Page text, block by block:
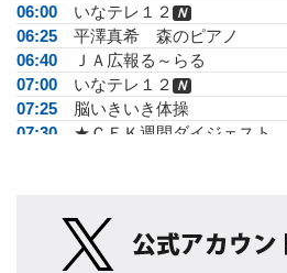
06:00
いなテレ１２ Ｎ
06:25
平澤真希 森のピアノ
06:40
ＪＡ広報る～らる
07:00
いなテレ１２ Ｎ
07:25
脳いきいき体操
07:30
★ＣＥＫ週間ダイジェスト
教えてガチャさん
松尾アトムの瞬間メタル